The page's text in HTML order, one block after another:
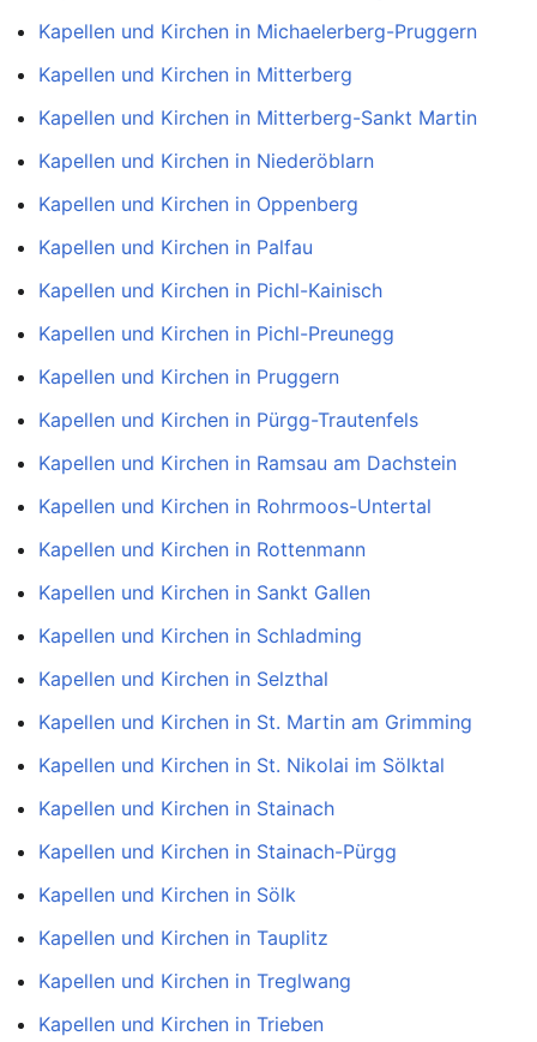
Kapellen und Kirchen in Michaelerberg-Pruggern
Kapellen und Kirchen in Mitterberg
Kapellen und Kirchen in Mitterberg-Sankt Martin
Kapellen und Kirchen in Niederöblarn
Kapellen und Kirchen in Oppenberg
Kapellen und Kirchen in Palfau
Kapellen und Kirchen in Pichl-Kainisch
Kapellen und Kirchen in Pichl-Preunegg
Kapellen und Kirchen in Pruggern
Kapellen und Kirchen in Pürgg-Trautenfels
Kapellen und Kirchen in Ramsau am Dachstein
Kapellen und Kirchen in Rohrmoos-Untertal
Kapellen und Kirchen in Rottenmann
Kapellen und Kirchen in Sankt Gallen
Kapellen und Kirchen in Schladming
Kapellen und Kirchen in Selzthal
Kapellen und Kirchen in St. Martin am Grimming
Kapellen und Kirchen in St. Nikolai im Sölktal
Kapellen und Kirchen in Stainach
Kapellen und Kirchen in Stainach-Pürgg
Kapellen und Kirchen in Sölk
Kapellen und Kirchen in Tauplitz
Kapellen und Kirchen in Treglwang
Kapellen und Kirchen in Trieben